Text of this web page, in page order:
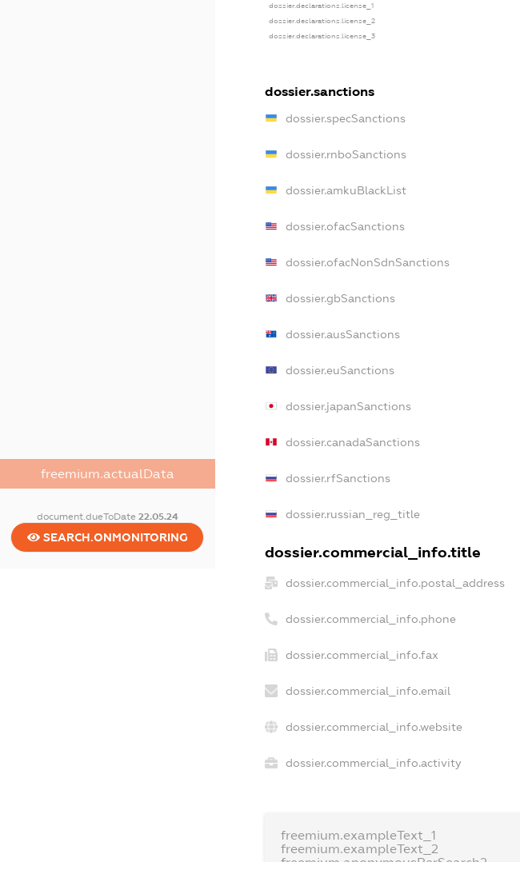
freemium.actualData
document.dueToDate 22.05.24
SEARCH.ONMONITORING
dossier.declarations.license_1
dossier.declarations.license_2
dossier.declarations.license_3
dossier.sanctions
dossier.specSanctions
dossier.rnboSanctions
dossier.amkuBlackList
dossier.ofacSanctions
dossier.ofacNonSdnSanctions
dossier.gbSanctions
dossier.ausSanctions
dossier.euSanctions
dossier.japanSanctions
dossier.canadaSanctions
dossier.rfSanctions
dossier.russian_reg_title
dossier.commercial_info.title
dossier.commercial_info.postal_address
dossier.commercial_info.phone
dossier.commercial_info.fax
dossier.commercial_info.email
dossier.commercial_info.website
dossier.commercial_info.activity
freemium.exampleText_1
freemium.exampleText_2
freemium.anonymousPerSearch2